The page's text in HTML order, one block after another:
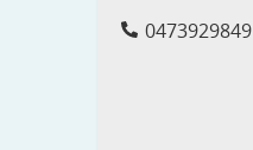
0473929849